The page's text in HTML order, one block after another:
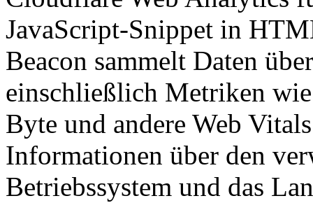
JavaScript-Snippet in
Beacon sammelt Daten
einschließlich Metriken
Byte und andere Web
Informationen über den
Betriebssystem und das